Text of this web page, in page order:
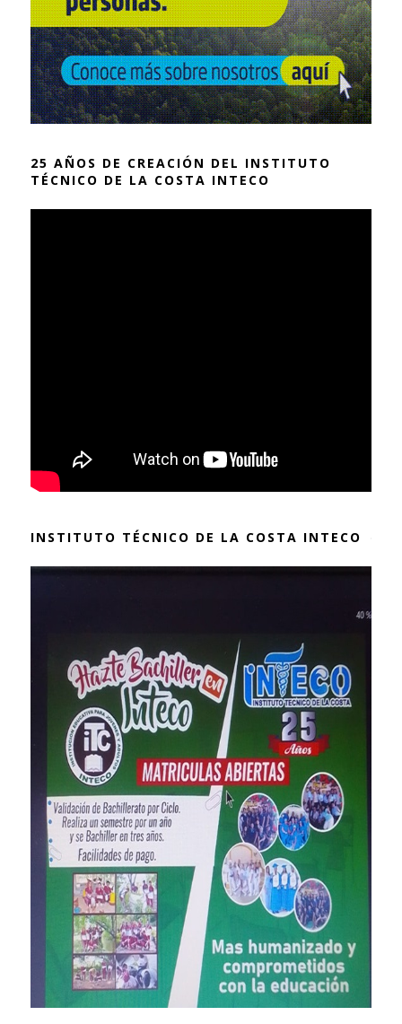
25 AÑOS DE CREACIÓN DEL INSTITUTO
TÉCNICO DE LA COSTA INTECO
INSTITUTO TÉCNICO DE LA COSTA INTECO